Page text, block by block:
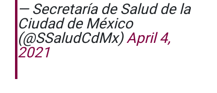
— Secretaría de Salud de la
Ciudad de México
(@SSaludCdMx)April 4,
2021